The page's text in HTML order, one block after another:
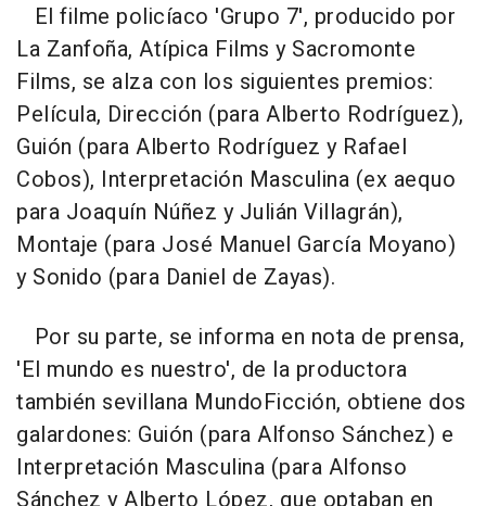
El filme policíaco 'Grupo 7', producido por
La Zanfoña, Atípica Films y Sacromonte
Films, se alza con los siguientes premios:
Película, Dirección (para Alberto Rodríguez),
Guión (para Alberto Rodríguez y Rafael
Cobos), Interpretación Masculina (ex aequo
para Joaquín Núñez y Julián Villagrán),
Montaje (para José Manuel García Moyano)
y Sonido (para Daniel de Zayas).
Por su parte, se informa en nota de prensa,
'El mundo es nuestro', de la productora
también sevillana MundoFicción, obtiene dos
galardones: Guión (para Alfonso Sánchez) e
Interpretación Masculina (para Alfonso